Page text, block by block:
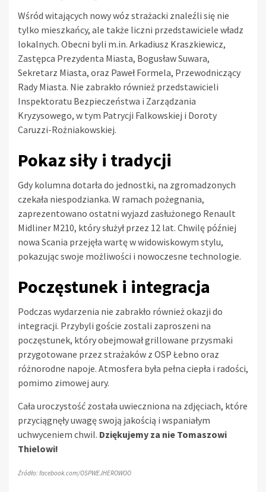
Wśród witających nowy wóz strażacki znaleźli się nie
tylko mieszkańcy, ale także liczni przedstawiciele władz
lokalnych. Obecni byli m.in. Arkadiusz Kraszkiewicz,
Zastępca Prezydenta Miasta, Bogusław Suwara,
Sekretarz Miasta, oraz Paweł Formela, Przewodniczący
Rady Miasta. Nie zabrakło również przedstawicieli
Inspektoratu Bezpieczeństwa i Zarządzania
Kryzysowego, w tym Patrycji Falkowskiej i Doroty
Caruzzi-Rożniakowskiej.
Pokaz siły i tradycji
Gdy kolumna dotarła do jednostki, na zgromadzonych
czekała niespodzianka. W ramach pożegnania,
zaprezentowano ostatni wyjazd zasłużonego Renault
Midliner M210, który służył przez 12 lat. Chwilę później
nowa Scania przejęła wartę w widowiskowym stylu,
pokazując swoje możliwości i nowoczesne technologie.
Poczęstunek i integracja
Podczas wydarzenia nie zabrakło również okazji do
integracji. Przybyli goście zostali zaproszeni na
poczęstunek, który obejmował grillowane przysmaki
przygotowane przez strażaków z OSP Łebno oraz
różnorodne napoje. Atmosfera była pełna ciepła i radości,
pomimo zimowej aury.
Cała uroczystość została uwieczniona na zdjęciach, które
przyciągnęły uwagę swoją jakością i wspaniałym
uchwyceniem chwil. Dziękujemy za nie Tomaszowi
Thielowi!
Źródło: facebook.com/OSPWEJHEROWOO